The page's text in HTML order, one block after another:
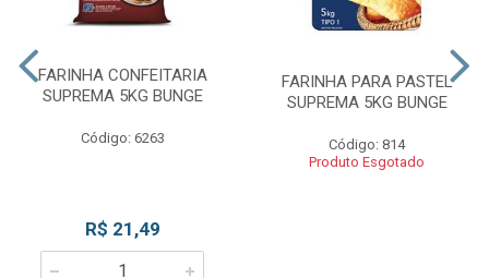
FARINHA CONFEITARIA
SUPREMA 5KG BUNGE
Código: 6263
R$ 21,49
FARINHA PARA PASTEL
SUPREMA 5KG BUNGE
Código: 814
Produto Esgotado